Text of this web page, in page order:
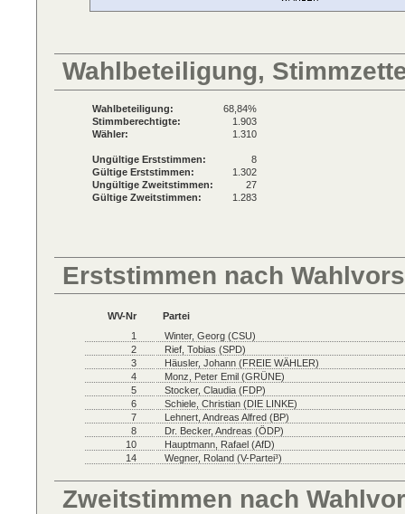
Wahlbeteiligung,
Wahlbeteiligung:
68,84%
Stimmberechtigte:
1.903
Wähler:
1.310
Ungültige Erststimmen:
8
Gültige Erststimmen:
1.302
Ungültige Zweitstimmen:
27
Gültige Zweitstimmen:
1.283
Erststimmen nach
WV-Nr
Partei
1
Winter, Georg (CSU)
2
Rief, Tobias (SPD)
3
Häusler, Johann (FREIE WÄHLER)
4
Monz, Peter Emil (GRÜNE)
5
Stocker, Claudia (FDP)
6
Schiele, Christian (DIE LINKE)
7
Lehnert, Andreas Alfred (BP)
8
Dr. Becker, Andreas (ÖDP)
10
Hauptmann, Rafael (AfD)
14
Wegner, Roland (V-Partei³)
Zweitstimmen nach